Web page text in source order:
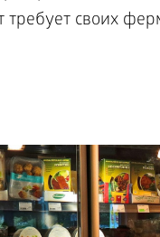
своих